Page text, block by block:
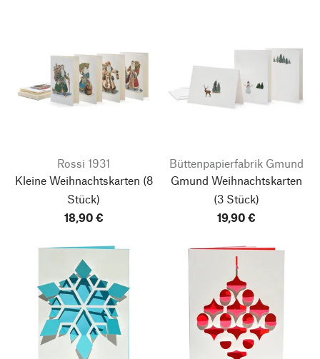
Rossi 1931
Kleine Weihnachtskarten (8
Stück)
18,90 €
Büttenpapierfabrik Gmund
Gmund Weihnachtskarten
(3 Stück)
19,90 €